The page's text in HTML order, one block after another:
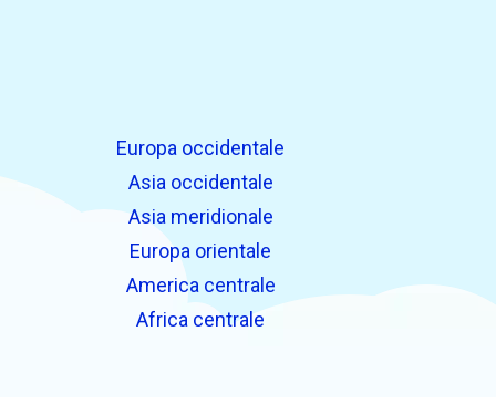
Europa occidentale
Asia occidentale
Asia meridionale
Europa orientale
America centrale
Africa centrale